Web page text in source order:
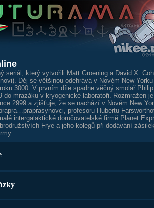
seriál, který vytvořili Matt Groening a David X.
Děj se většinou odehrává v Novém New
3000. V prvním díle spadne věčný smolař
do mrazáku v kryogenické laboratoři. Rozmražen
2999 a zjišťuje, že se nachází v Novém New
profesoru Hubertu
intergalaktické doručovatelské firmě Planet
Frye a jeho kolegů při dodávání